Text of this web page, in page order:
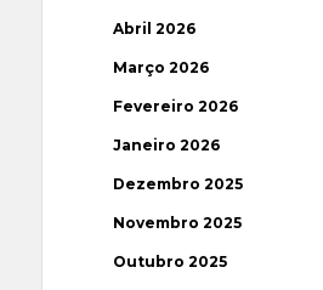
Abril 2026
Março 2026
Fevereiro 2026
Janeiro 2026
Dezembro 2025
Novembro 2025
Outubro 2025